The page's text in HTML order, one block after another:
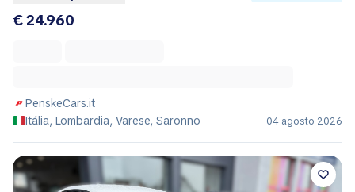
€ 24.960
PenskeCars.it
Itália, Lombardia, Varese, Saronno
04 agosto 2026